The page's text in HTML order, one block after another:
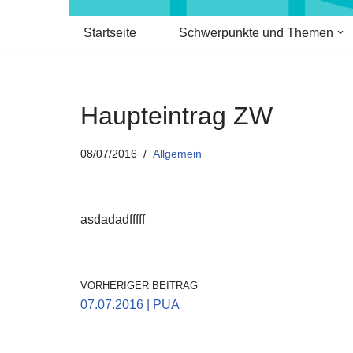
Startseite Schwerpunkte und Themen
Haupteintrag ZW
08/07/2016 Allgemein
asdadadfffff
VORHERIGER BEITRAG
07.07.2016 | PUA